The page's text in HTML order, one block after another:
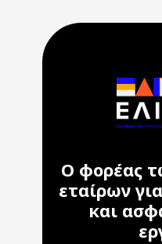
Ο φορέας
εταίρων
και